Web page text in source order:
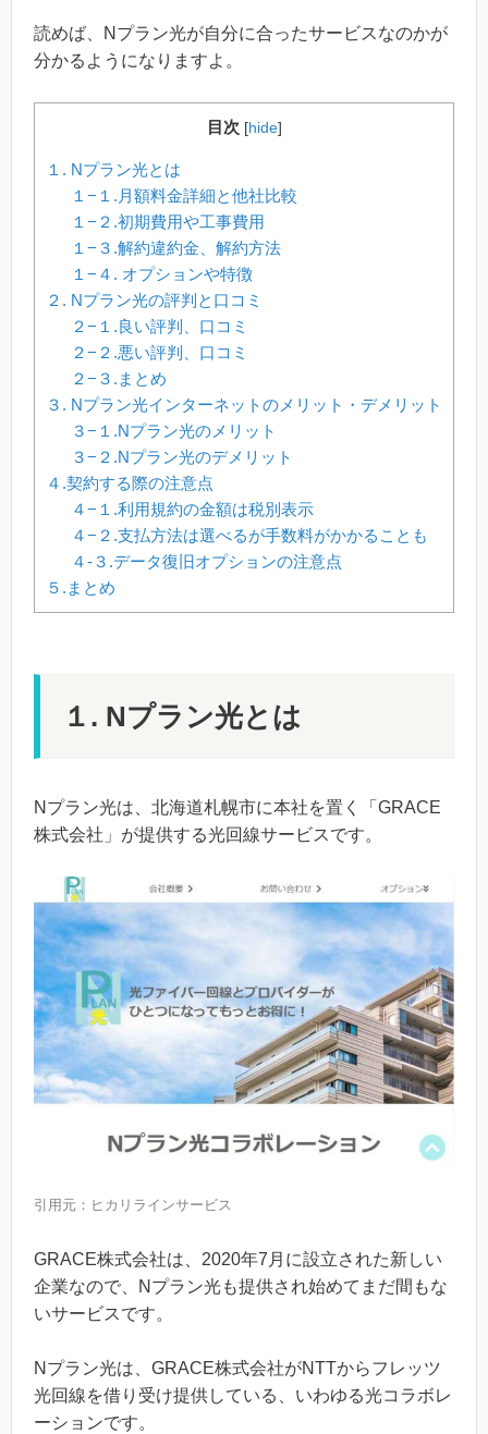
読めば、Nプラン光が自分に合ったサービスなのかが
分かるようになりますよ。
目次 [hide]
１. Nプラン光とは
１−１.月額料金詳細と他社比較
１−２.初期費用や工事費用
１−３.解約違約金、解約方法
１−４. オプションや特徴
２. Nプラン光の評判と口コミ
２−１.良い評判、口コミ
２−２.悪い評判、口コミ
２−３.まとめ
３. Nプラン光インターネットのメリット・デメリット
３−１.Nプラン光のメリット
３−２.Nプラン光のデメリット
４.契約する際の注意点
４−１.利用規約の金額は税別表示
４−２.支払方法は選べるが手数料がかかることも
４‐３.データ復旧オプションの注意点
５.まとめ
１. Nプラン光とは
Nプラン光は、北海道札幌市に本社を置く「GRACE
株式会社」が提供する光回線サービスです。
引用元： ヒカリラインサービス
GRACE株式会社は、2020年7月に設立された新しい
企業なので、Nプラン光も提供され始めてまだ間もな
いサービスです。
Nプラン光は、GRACE株式会社がNTTからフレッツ
光回線を借り受け提供している、いわゆる光コラボレ
ーションです。